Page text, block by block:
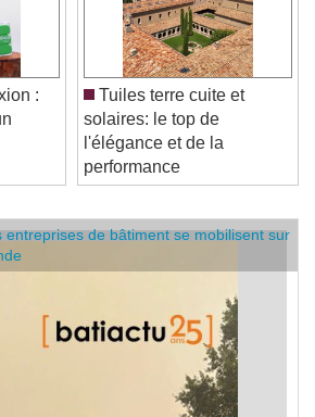
:
Tuiles terre cuite et
solaires: le top de
l'élégance et de la
performance
de bâtiment se mobilisent sur